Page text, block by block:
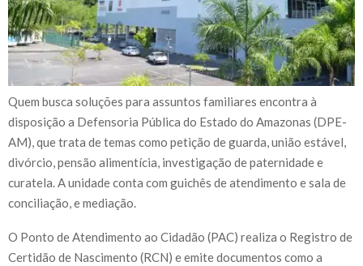
Quem busca soluções para assuntos familiares encontra à
disposição a Defensoria Pública do Estado do Amazonas (DPE-
AM), que trata de temas como petição de guarda, união estável,
divórcio, pensão alimentícia, investigação de paternidade e
curatela. A unidade conta com guichês de atendimento e sala de
conciliação, e mediação.
O Ponto de Atendimento ao Cidadão (PAC) realiza o Registro de
Certidão de Nascimento (RCN) e emite documentos como a